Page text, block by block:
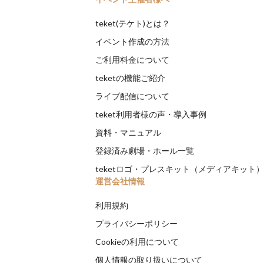
teket(テケト)とは？
イベント作成の方法
ご利用料金について
teketの機能ご紹介
ライブ配信について
teket利用者様の声・導入事例
資料・マニュアル
登録済み劇場・ホール一覧
teketロゴ・プレスキット（メディアキット）
運営会社情報
利用規約
プライバシーポリシー
Cookieの利用について
個人情報の取り扱いについて